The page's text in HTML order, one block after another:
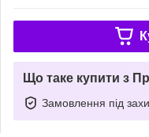
Що таке купити з
Замовлення під